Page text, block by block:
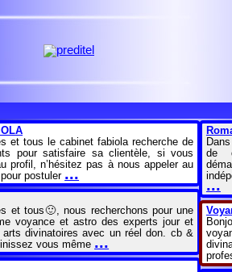
et tous le cabinet fabiola recherche de
pour satisfaire sa clientèle, si vous
profil, n’hésitez pas à nous appeler au
postuler ...
et tous🙂, nous recherchons pour une
voyance et astro des experts jour et
divinatoires avec un réel don. cb &
vous même ...
de
...